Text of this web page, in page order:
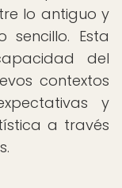
lo antiguo y
Esta
del
contextos
y
a través